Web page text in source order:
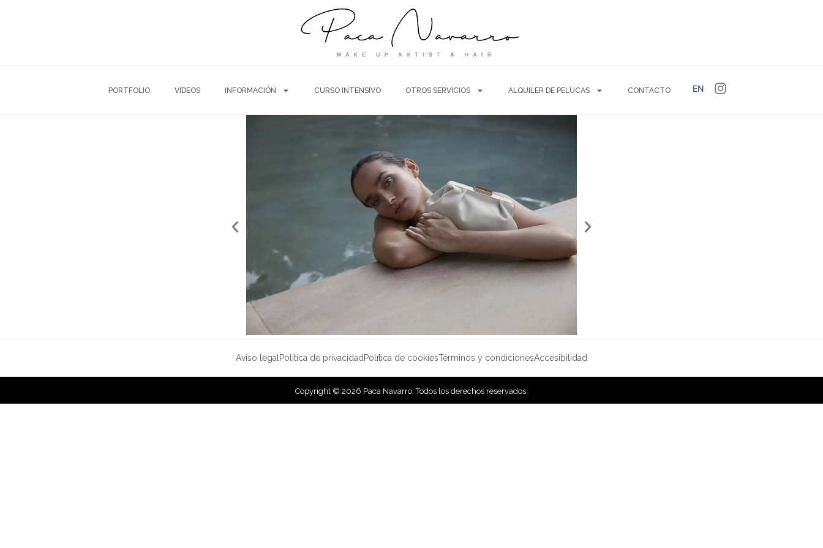
PORTFOLIO VIDEOS INFORMACIÓN CURSO INTENSIVO OTROS SERVICIOS ALQUILER DE PELUCAS CONTACTO EN
Aviso legalPolítica de privacidadPolítica de cookiesTérminos y condicionesAccesibilidad
Copyright © 2026 Paca Navarro. Todos los derechos reservados.